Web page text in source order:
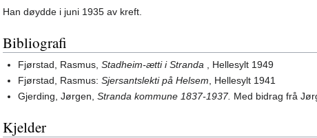
Han døydde i juni 1935 av kreft.
Bibliografi
Fjørstad, Rasmus,Stadheim-ætti i Stranda , Hellesylt 1949
Fjørstad, Rasmus:Sjersantslekti på Helsem , Hellesylt 1941
Gjerding, Jørgen,Stranda kommune 1837-1937. Med bidrag frå
Kjelder